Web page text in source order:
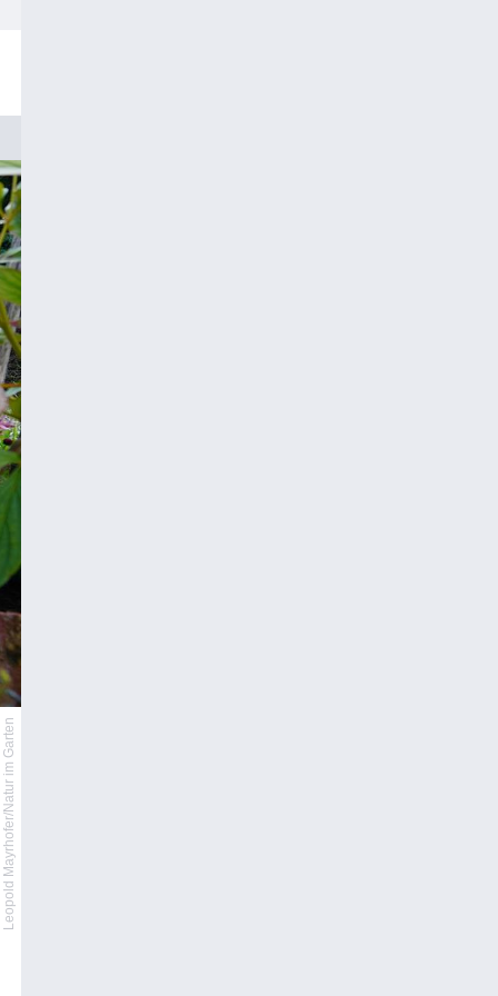
Leopold Mayrhofer/Natur im Garten